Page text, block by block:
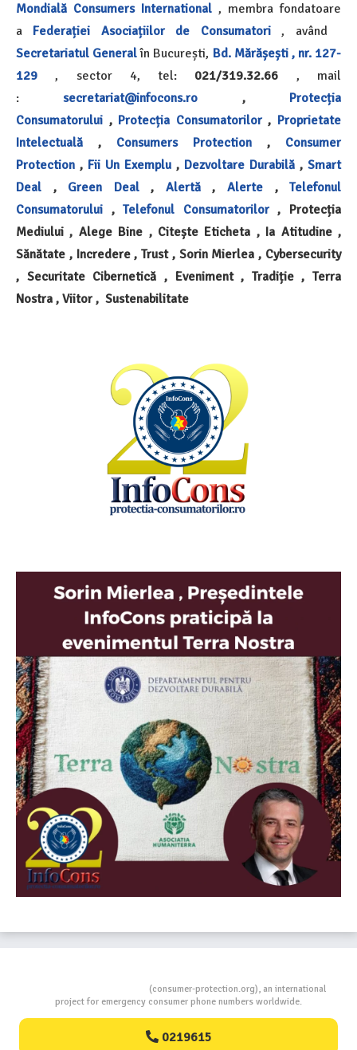
Mondială Consumers International , membra fondatoare
a Federației Asociațiilor de Consumatori, având
Secretariatul Generalîn București, Bd. Mărășești , nr. 127-
129 , sector 4, tel: 021/319.32.66 , mail
:secretariat@infocons.ro , Protecția
Consumatorului , Protecția Consumatorilor , Proprietate
Intelectuală
, Consumers Protection ,
Consumer
Protection , Fii Un Exemplu , Dezvoltare Durabilă , Smart
Deal , Green Deal, Alertă, Alerte ,
Telefonul
Consumatorului , Telefonul Consumatorilor , Protecția
Mediului , Alege Bine , Citește Eticheta , Ia Atitudine ,
Sănătate , Incredere , Trust , Sorin Mierlea , Cybersecurity
, Securitate Cibernetică , Eveniment , Tradiție , Terra
Nostra , Viitor , Sustenabilitate
(consumer-protection.org), an international
project for emergency consumer phone numbers worldwide.
0219615